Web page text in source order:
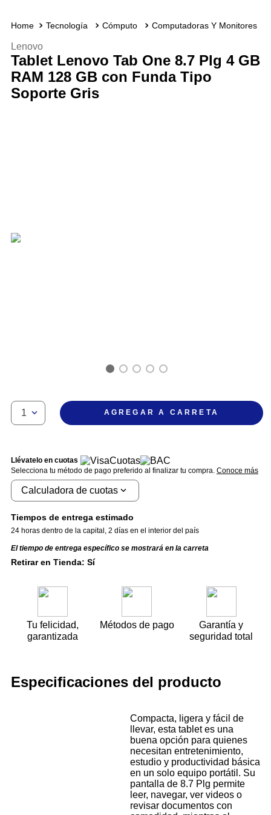
Tecnología Cómputo Computadoras Y Monitores
Lenovo
Tablet Lenovo Tab One 8.7 Plg 4 GB
RAM 128 GB con Funda Tipo
Soporte Gris
1 AGREGAR A CARRETA
Llévatelo en cuotas
Selecciona tu método de pago preferido al finalizar tu compra. Conoce más
Calculadora de cuotas
Tiempos de entrega estimado
24 horas dentro de la capital 2 días en el interior del país
El tiempo de entrega específico se mostrará en la carreta
Retirar en Tienda: Sí
Tu felicidad,
garantizada
Métodos de pago
Garantía y
seguridad total
Especificaciones del producto
Compacta, ligera y fácil de
llevar, esta tablet es una
buena opción para quienes
necesitan entretenimiento,
estudio y productividad básica
en un solo equipo portátil. Su
pantalla de 8.7 Plg permite
leer, navegar, ver videos o
revisar documentos con